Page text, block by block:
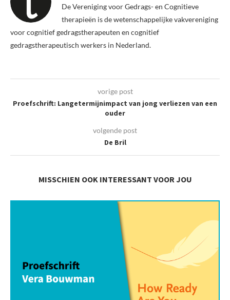
De Vereniging voor Gedrags- en Cognitieve
therapieën is de wetenschappelijke vakvereniging
voor cognitief gedragstherapeuten en cognitief
gedragstherapeutisch werkers in Nederland.
vorige post
Proefschrift: Langetermijnimpact van jong verliezen van een
ouder
volgende post
De Bril
MISSCHIEN OOK INTERESSANT VOOR JOU